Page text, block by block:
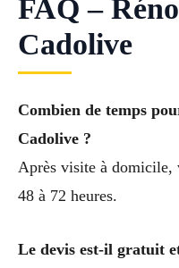
FAQ –
Cadolive
Combien de temps
Cadolive ?
Après visite à domicile,
48 à 72 heures.
Le devis est-il gratuit